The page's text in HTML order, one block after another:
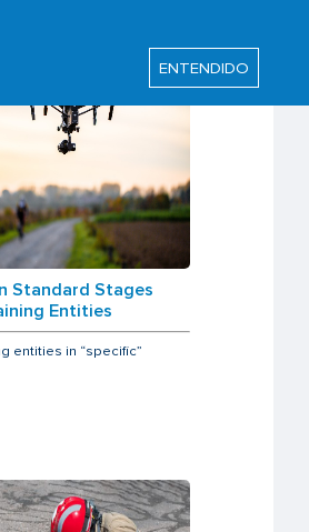
ENTENDIDO
Standard Stages
Entities
entities in “specific”